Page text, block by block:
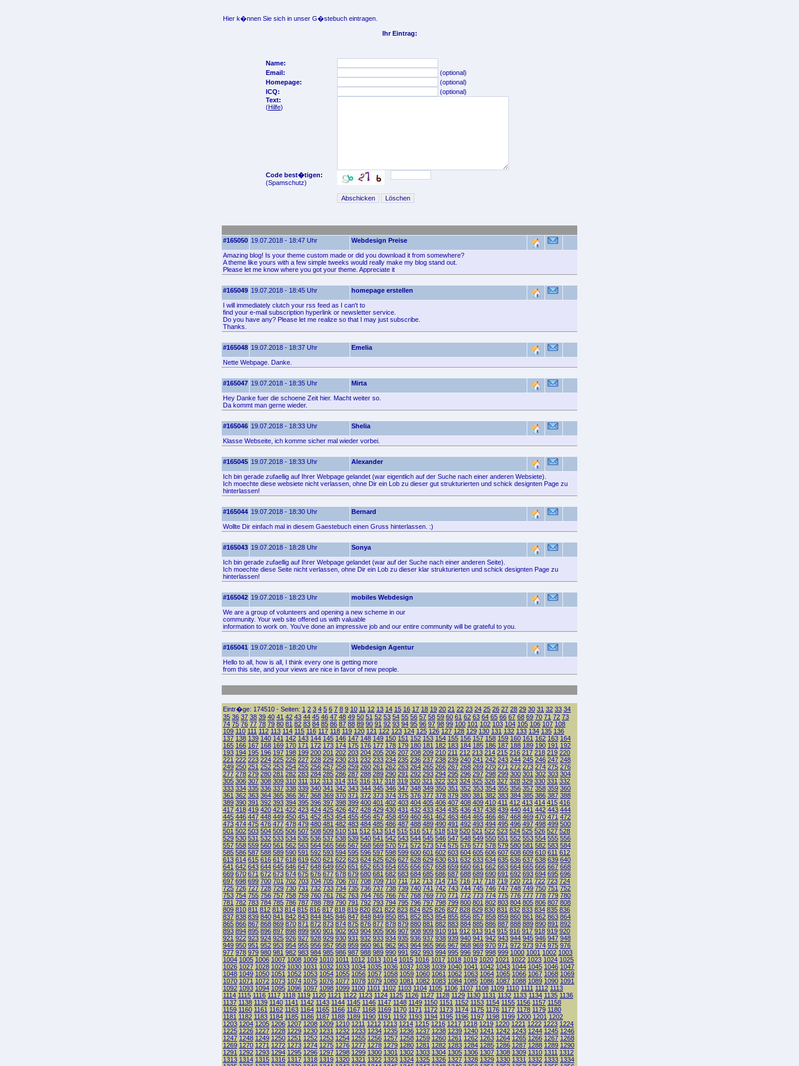
Hier k�nnen Sie sich in unser G�stebuch eintragen.
Ihr Eintrag:
Name:
Email:
(optional)
Homepage:
(optional)
ICQ:
(optional)
Text:
(Hilfe)
Code best�tigen:
(Spamschutz)
#165050 19.07.2018 - 18:47 Uhr Webdesign Preise
Amazing blog! Is your theme custom made or did you download it from somewhere?
A theme like yours with a few simple tweeks would really make my blog stand out.
Please let me know where you got your theme. Appreciate it
#165049 19.07.2018 - 18:45 Uhr homepage erstellen
I will immediately clutch your rss feed as I can't to
find your e-mail subscription hyperlink or newsletter service.
Do you have any? Please let me realize so that I may just subscribe.
Thanks.
#165048 19.07.2018 - 18:37 Uhr Emelia
Nette Webpage. Danke.
#165047 19.07.2018 - 18:35 Uhr Mirta
Hey Danke fuer die schoene Zeit hier. Macht weiter so.
Da kommt man gerne wieder.
#165046 19.07.2018 - 18:33 Uhr Shelia
Klasse Webseite, ich komme sicher mal wieder vorbei.
#165045 19.07.2018 - 18:33 Uhr Alexander
Ich bin gerade zufaellig auf Ihrer Webpage gelandet (war eigentlich auf der Suche nach einer anderen Websiete).
Ich moechte diese websiete nicht verlassen, ohne Dir ein Lob zu dieser gut strukturierten und schick designten Page zu
hinterlassen!
#165044 19.07.2018 - 18:30 Uhr Bernard
Wollte Dir einfach mal in diesem Gaestebuch einen Gruss hinterlassen. :)
#165043 19.07.2018 - 18:28 Uhr Sonya
Ich bin gerade zufaellig auf Ihrer Webpage gelandet (war auf der Suche nach einer anderen Seite).
Ich moechte diese Seite nicht verlassen, ohne Dir ein Lob zu dieser klar strukturierten und schick designten Page zu
hinterlassen!
#165042 19.07.2018 - 18:23 Uhr mobiles Webdesign
We are a group of volunteers and opening a new scheme in our
community. Your web site offered us with valuable
information to work on. You've done an impressive job and our entire community will be grateful to you.
#165041 19.07.2018 - 18:20 Uhr Webdesign Agentur
Hello to all, how is all, I think every one is getting more
from this site, and your views are nice in favor of new people.
Eintr�ge: 174510 - Seiten: 1 2 3 4 5 6 7 8 9 10 11 12 13 14 15 16 17 18 19 20 21 22 23 24 25 26 27 28 29 30 31 32 33 34
35 36 37 38 39 40 41 42 43 44 45 46 47 48 49 50 51 52 53 54 55 56 57 58 59 60 61 62 63 64 65 66 67 68 69 70 71 72 73
74 75 76 77 78 79 80 81 82 83 84 85 86 87 88 89 90 91 92 93 94 95 96 97 98 99 100 101 102 103 104 105 106 107 108
109 110 111 112 113 114 115 116 117 118 119 120 121 122 123 124 125 126 127 128 129 130 131 132 133 134 135 136
137 138 139 140 141 142 143 144 145 146 147 148 149 150 151 152 153 154 155 156 157 158 159 160 161 162 163 164
165 166 167 168 169 170 171 172 173 174 175 176 177 178 179 180 181 182 183 184 185 186 187 188 189 190 191 192
193 194 195 196 197 198 199 200 201 202 203 204 205 206 207 208 209 210 211 212 213 214 215 216 217 218 219 220
221 222 223 224 225 226 227 228 229 230 231 232 233 234 235 236 237 238 239 240 241 242 243 244 245 246 247 248
249 250 251 252 253 254 255 256 257 258 259 260 261 262 263 264 265 266 267 268 269 270 271 272 273 274 275 276
277 278 279 280 281 282 283 284 285 286 287 288 289 290 291 292 293 294 295 296 297 298 299 300 301 302 303 304
305 306 307 308 309 310 311 312 313 314 315 316 317 318 319 320 321 322 323 324 325 326 327 328 329 330 331 332
333 334 335 336 337 338 339 340 341 342 343 344 345 346 347 348 349 350 351 352 353 354 355 356 357 358 359 360
361 362 363 364 365 366 367 368 369 370 371 372 373 374 375 376 377 378 379 380 381 382 383 384 385 386 387 388
389 390 391 392 393 394 395 396 397 398 399 400 401 402 403 404 405 406 407 408 409 410 411 412 413 414 415 416
417 418 419 420 421 422 423 424 425 426 427 428 429 430 431 432 433 434 435 436 437 438 439 440 441 442 443 444
445 446 447 448 449 450 451 452 453 454 455 456 457 458 459 460 461 462 463 464 465 466 467 468 469 470 471 472
473 474 475 476 477 478 479 480 481 482 483 484 485 486 487 488 489 490 491 492 493 494 495 496 497 498 499 500
501 502 503 504 505 506 507 508 509 510 511 512 513 514 515 516 517 518 519 520 521 522 523 524 525 526 527 528
529 530 531 532 533 534 535 536 537 538 539 540 541 542 543 544 545 546 547 548 549 550 551 552 553 554 555 556
557 558 559 560 561 562 563 564 565 566 567 568 569 570 571 572 573 574 575 576 577 578 579 580 581 582 583 584
585 586 587 588 589 590 591 592 593 594 595 596 597 598 599 600 601 602 603 604 605 606 607 608 609 610 611 612
613 614 615 616 617 618 619 620 621 622 623 624 625 626 627 628 629 630 631 632 633 634 635 636 637 638 639 640
641 642 643 644 645 646 647 648 649 650 651 652 653 654 655 656 657 658 659 660 661 662 663 664 665 666 667 668
669 670 671 672 673 674 675 676 677 678 679 680 681 682 683 684 685 686 687 688 689 690 691 692 693 694 695 696
697 698 699 700 701 702 703 704 705 706 707 708 709 710 711 712 713 714 715 716 717 718 719 720 721 722 723 724
725 726 727 728 729 730 731 732 733 734 735 736 737 738 739 740 741 742 743 744 745 746 747 748 749 750 751 752
753 754 755 756 757 758 759 760 761 762 763 764 765 766 767 768 769 770 771 772 773 774 775 776 777 778 779 780
781 782 783 784 785 786 787 788 789 790 791 792 793 794 795 796 797 798 799 800 801 802 803 804 805 806 807 808
809 810 811 812 813 814 815 816 817 818 819 820 821 822 823 824 825 826 827 828 829 830 831 832 833 834 835 836
837 838 839 840 841 842 843 844 845 846 847 848 849 850 851 852 853 854 855 856 857 858 859 860 861 862 863 864
865 866 867 868 869 870 871 872 873 874 875 876 877 878 879 880 881 882 883 884 885 886 887 888 889 890 891 892
893 894 895 896 897 898 899 900 901 902 903 904 905 906 907 908 909 910 911 912 913 914 915 916 917 918 919 920
921 922 923 924 925 926 927 928 929 930 931 932 933 934 935 936 937 938 939 940 941 942 943 944 945 946 947 948
949 950 951 952 953 954 955 956 957 958 959 960 961 962 963 964 965 966 967 968 969 970 971 972 973 974 975 976
977 978 979 980 981 982 983 984 985 986 987 988 989 990 991 992 993 994 995 996 997 998 999 1000 1001 1002 1003
1004 1005 1006 1007 1008 1009 1010 1011 1012 1013 1014 1015 1016 1017 1018 1019 1020 1021 1022 1023 1024 1025
1026 1027 1028 1029 1030 1031 1032 1033 1034 1035 1036 1037 1038 1039 1040 1041 1042 1043 1044 1045 1046 1047
1048 1049 1050 1051 1052 1053 1054 1055 1056 1057 1058 1059 1060 1061 1062 1063 1064 1065 1066 1067 1068 1069
1070 1071 1072 1073 1074 1075 1076 1077 1078 1079 1080 1081 1082 1083 1084 1085 1086 1087 1088 1089 1090 1091
1092 1093 1094 1095 1096 1097 1098 1099 1100 1101 1102 1103 1104 1105 1106 1107 1108 1109 1110 1111 1112 1113
1114 1115 1116 1117 1118 1119 1120 1121 1122 1123 1124 1125 1126 1127 1128 1129 1130 1131 1132 1133 1134 1135 1136
1137 1138 1139 1140 1141 1142 1143 1144 1145 1146 1147 1148 1149 1150 1151 1152 1153 1154 1155 1156 1157 1158
1159 1160 1161 1162 1163 1164 1165 1166 1167 1168 1169 1170 1171 1172 1173 1174 1175 1176 1177 1178 1179 1180
1181 1182 1183 1184 1185 1186 1187 1188 1189 1190 1191 1192 1193 1194 1195 1196 1197 1198 1199 1200 1201 1202
1203 1204 1205 1206 1207 1208 1209 1210 1211 1212 1213 1214 1215 1216 1217 1218 1219 1220 1221 1222 1223 1224
1225 1226 1227 1228 1229 1230 1231 1232 1233 1234 1235 1236 1237 1238 1239 1240 1241 1242 1243 1244 1245 1246
1247 1248 1249 1250 1251 1252 1253 1254 1255 1256 1257 1258 1259 1260 1261 1262 1263 1264 1265 1266 1267 1268
1269 1270 1271 1272 1273 1274 1275 1276 1277 1278 1279 1280 1281 1282 1283 1284 1285 1286 1287 1288 1289 1290
1291 1292 1293 1294 1295 1296 1297 1298 1299 1300 1301 1302 1303 1304 1305 1306 1307 1308 1309 1310 1311 1312
1313 1314 1315 1316 1317 1318 1319 1320 1321 1322 1323 1324 1325 1326 1327 1328 1329 1330 1331 1332 1333 1334